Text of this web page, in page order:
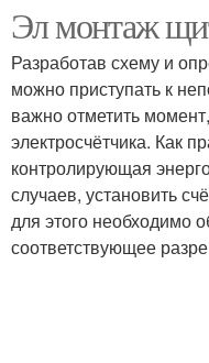
Эл монтаж
Разработав схему и
можно приступать к
важно отметить
электросчётчика. Как
контролирующая
случаев, установить
для этого необходимо
соответствующее